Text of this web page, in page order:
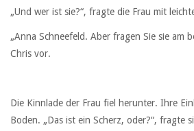
„Und wer ist sie?“, fragte die Frau mit
„Anna Schneefeld. Aber fragen Sie sie am
Chris vor.
Die Kinnlade der Frau fiel herunter. Ihre
Boden. „Das ist ein Scherz, oder?“, fragte